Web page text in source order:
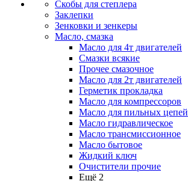
Скобы для степлера
Заклепки
Зенковки и зенкеры
Масло, смазка
Масло для 4т двигателей
Смазки всякие
Прочее смазочное
Масло для 2т двигателей
Герметик прокладка
Масло для компрессоров
Масло для пильных цепей
Масло гидравлическое
Масло трансмиссионное
Масло бытовое
Жидкий ключ
Очистители прочие
Ещё 2